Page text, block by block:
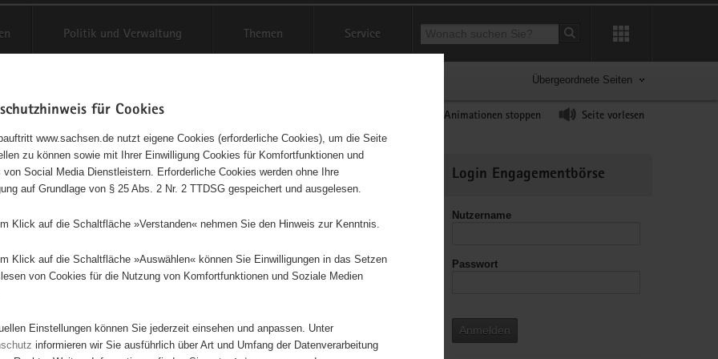
Politik und Verwaltung Themen Service Suchbegriff
Suche starten
Übergeordnete Seiten
Animationen stoppen Seite vorlesen
auf Karte anzeigen
Initiativen Projekte Nach Alphabet Nach Postleitzahl
39 Suchergebnisse
Informationen
Login Engagementbörse
Nutzername
Passwort
Anmelden
für Cookies
www.sachsen.de nutzt eigene Cookies (erforderliche Cookies), um die Seite
zu können sowie mit Ihrer Einwilligung Cookies für Komfortfunktionen und
von Social Media Dienstleistern. Erforderliche Cookies werden ohne Ihre
auf Grundlage von § 25 Abs. 2 Nr. 2 TTDSG gespeichert und ausgelesen.
Klick auf die Schaltfläche »Verstanden« nehmen Sie den Hinweis zur Kenntnis.
Klick auf die Schaltfläche »Auswählen« können Sie Einwilligungen in das Setzen
von Cookies für die Nutzung von Komfortfunktionen und Soziale Medien
Einstellungen können Sie jederzeit einsehen und anpassen. Unter
informieren wir Sie ausführlich über Art und Umfang der Datenverarbeitung